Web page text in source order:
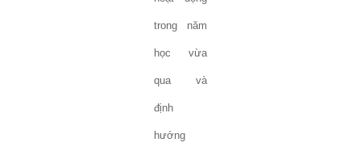
trong năm
học vừa
qua và
định
hướng